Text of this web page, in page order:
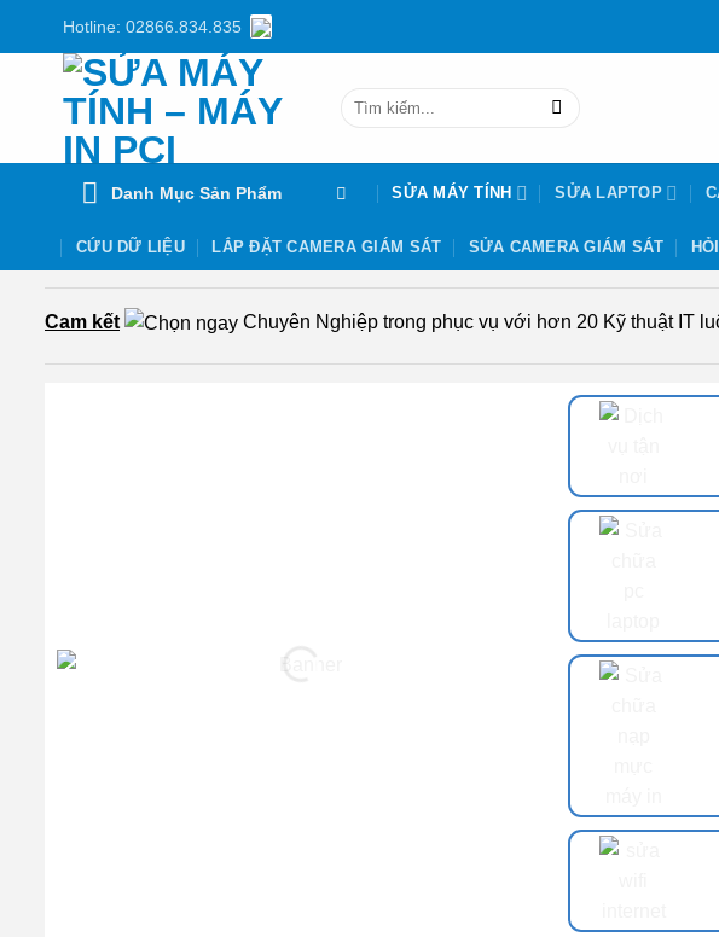
Hotline: 02866.834.835
Tìm
Danh Mục Sản Phẩm SỬA MÁY TÍNH SỬA LAPTOP
CỨU DỮ LIỆU LẮP ĐẶT CAMERA GIÁM SÁT SỬA CAMERA GIÁM SÁT
Cam kết Chuyên Nghiệp trong phục vụ với hơn 20 Kỹ thuật IT